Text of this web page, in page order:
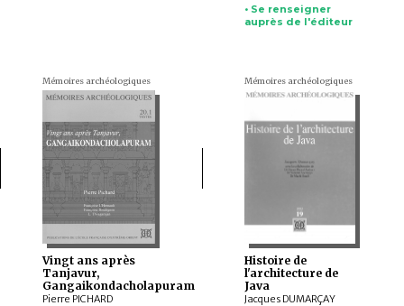
• Se renseigner
auprès de l'éditeur
Mémoires archéologiques
Vingt ans après
Tanjavur,
Gangaikondacholapuram
Pierre PICHARD
Mémoires archéologiques
Histoire de
l'architecture de
Java
Jacques DUMARÇAY